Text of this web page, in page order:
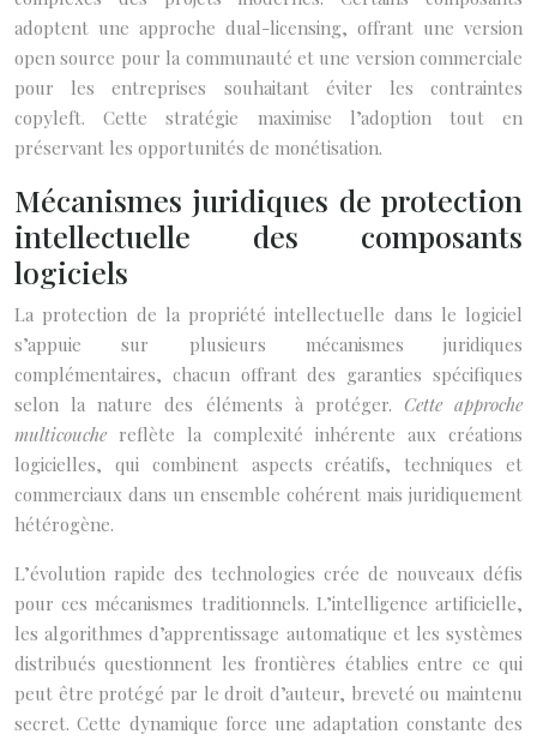
adoptent une approche dual-licensing, offrant une version
open source pour la communauté et une version commerciale
pour les entreprises souhaitant éviter les contraintes
copyleft. Cette stratégie maximise l’adoption tout en
préservant les opportunités de monétisation.
Mécanismes juridiques de protection
intellectuelle des composants
logiciels
La protection de la propriété intellectuelle dans le logiciel
s’appuie sur plusieurs mécanismes juridiques
complémentaires, chacun offrant des garanties spécifiques
selon la nature des éléments à protéger. Cette approche
multicouche reflète la complexité inhérente aux créations
logicielles, qui combinent aspects créatifs, techniques et
commerciaux dans un ensemble cohérent mais juridiquement
hétérogène.
L’évolution rapide des technologies crée de nouveaux défis
pour ces mécanismes traditionnels. L’intelligence artificielle,
les algorithmes d’apprentissage automatique et les systèmes
distribués questionnent les frontières établies entre ce qui
peut être protégé par le droit d’auteur, breveté ou maintenu
secret. Cette dynamique force une adaptation constante des